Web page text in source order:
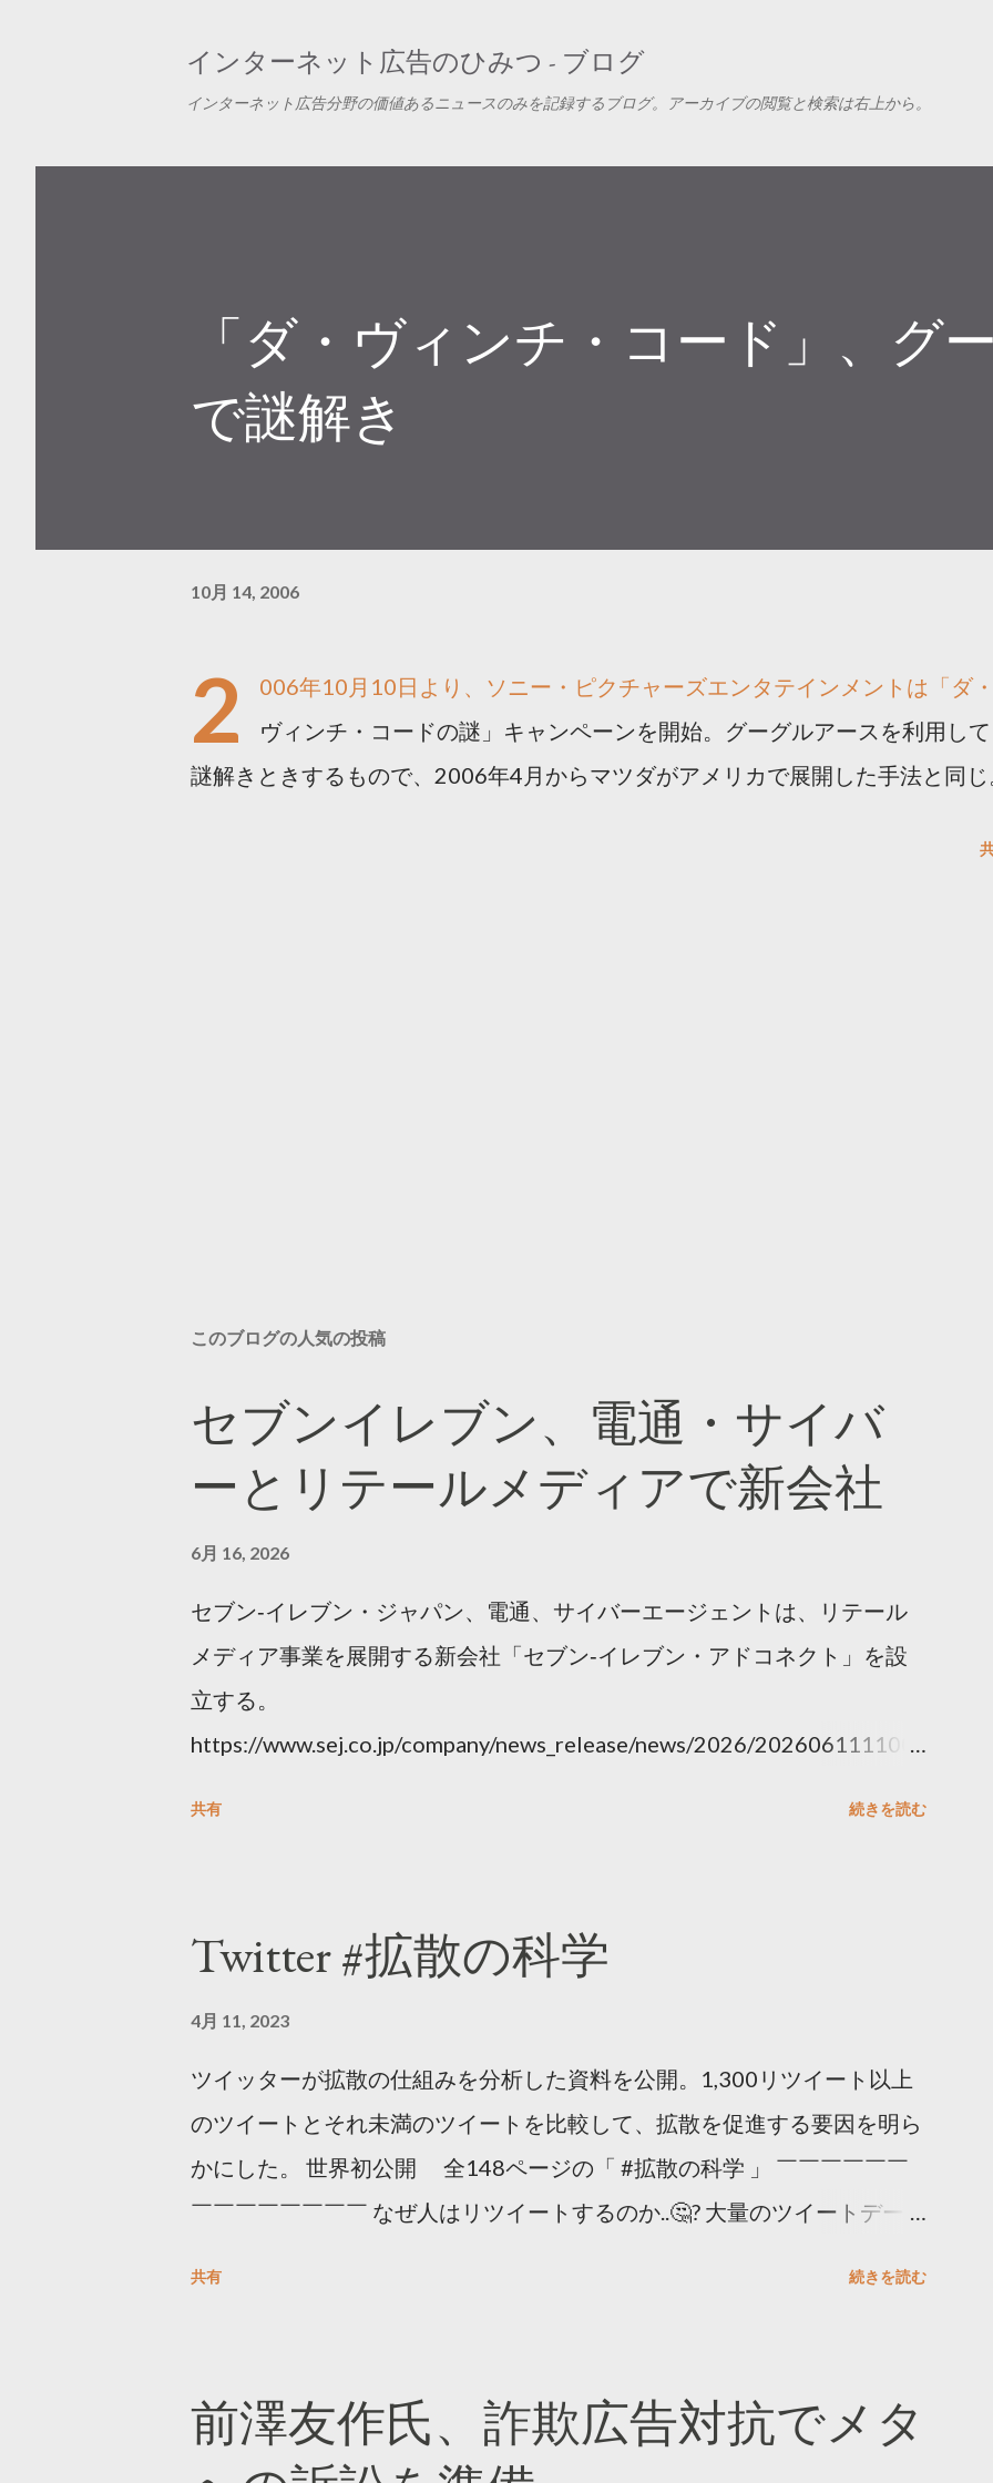
インターネット広告のひみつ - ブログ
インターネット広告分野の価値あるニュースのみを記録するブログ。アーカイブの閲覧と検索は右上から。
「ダ・ヴィンチ・コード」、グ
で謎解き
10月 14, 2006
2
006年10月10日より、ソニー・ピクチャーズエンタテインメントは「ダ・
ヴィンチ・コードの謎」キャンペーンを開始。グーグルアースを利用して
謎解きときするもので、2006年4月からマツダがアメリカで展開した手法と同じ
このブログの人気の投稿
セブンイレブン、電通・サイバ
ーとリテールメディアで新会社
6月 16, 2026
セブン‐イレブン・ジャパン、電通、サイバーエージェントは、リテール
メディア事業を展開する新会社「セブン‐イレブン・アドコネクト」を設
立する。
https://www.sej.co.jp/company/news_release/news/2026/202606111100.
共有 続きを読む
Twitter #拡散の科学
4月 11, 2023
ツイッターが拡散の仕組みを分析した資料を公開。1,300リツイート以上
のツイートとそれ未満のツイートを比較して、拡散を促進する要因を明ら
かにした。 世界初公開 全148ページの「 #拡散の科学 」 ￣￣￣￣￣￣
￣￣￣￣￣￣￣￣ なぜ人はリツイートするのか..🤔? 大量のツイートデータ
https://marketing.twitter.com/ja/insights/kakusan
共有 続きを読む
前澤友作氏、詐欺広告対抗でメタ